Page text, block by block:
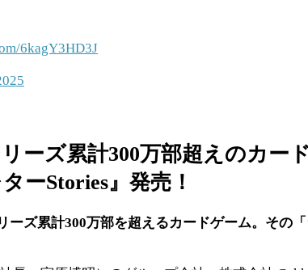
6kagY3HD3J
ーズ累計300万部超えのカ
ーStories』発売！
ーズ累計300万部を超えるカードゲーム。そ